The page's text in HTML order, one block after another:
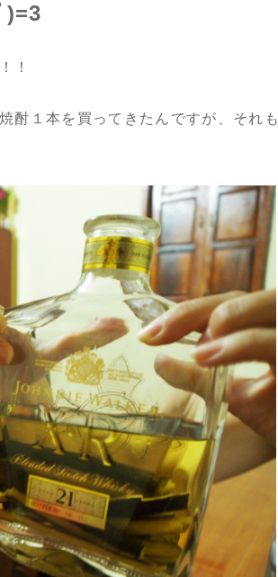
)=3
！
酎１本を買ってきたんですが、それも